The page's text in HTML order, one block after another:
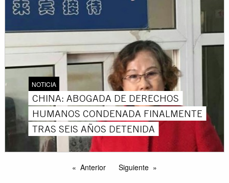
NOTICIA
CHINA: ABOGADA DE DERECHOS
HUMANOS CONDENADA FINALMENTE
TRAS SEIS AÑOS DETENIDA
Anterior Siguiente